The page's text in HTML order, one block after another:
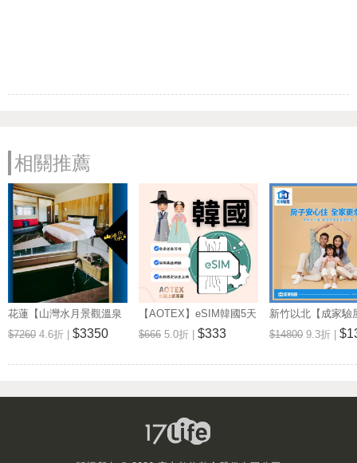
相關推薦
花蓮【山灣水月景觀溫泉
會館】景觀雙人房一泊一
食住宿券(MO)
$7260 4.6折 | $3350
【AOTEX】eSIM韓國5天
無限高速網路吃到飽兌換
券(MO)
$666 5.0折 | $333
新竹以北【成家驗
25坪 (三房格局)超
券 (MO)
$14800 9.3折 |